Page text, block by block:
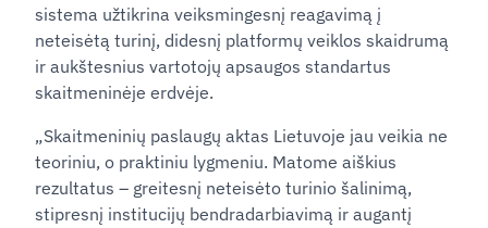
sistema užtikrina veiksmingesnį reagavimą į
neteisėtą turinį, didesnį platformų veiklos skaidrumą
ir aukštesnius vartotojų apsaugos standartus
skaitmeninėje erdvėje.
„Skaitmeninių paslaugų aktas Lietuvoje jau veikia ne
teoriniu, o praktiniu lygmeniu. Matome aiškius
rezultatus – greitesnį neteisėto turinio šalinimą,
stipresnį institucijų bendradarbiavimą ir augantį